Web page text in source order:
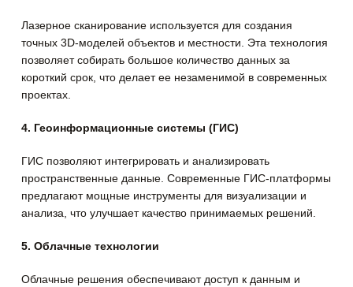
Лазерное сканирование используется для создания
точных 3D-моделей объектов и местности. Эта технология
позволяет собирать большое количество данных за
короткий срок, что делает ее незаменимой в современных
проектах.
4. Геоинформационные системы (ГИС)
ГИС позволяют интегрировать и анализировать
пространственные данные. Современные ГИС-платформы
предлагают мощные инструменты для визуализации и
анализа, что улучшает качество принимаемых решений.
5. Облачные технологии
Облачные решения обеспечивают доступ к данным и